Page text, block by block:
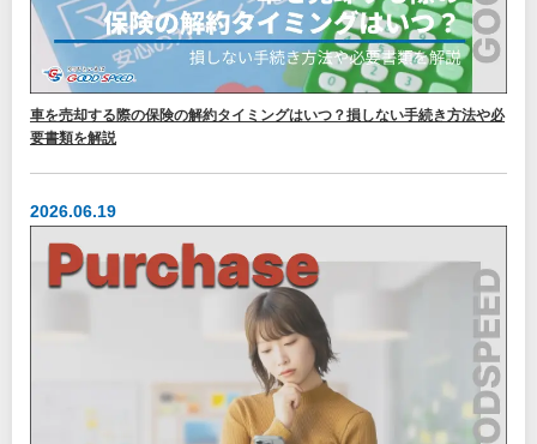
車を売却する際の保険の解約タイミングはいつ？損しない手続き方法や必
要書類を解説
2026.06.19